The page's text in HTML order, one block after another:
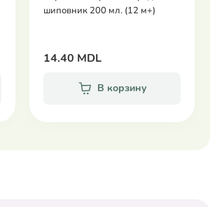
шиповник 200 мл. (12 м+)
14.40 MDL
В корзину